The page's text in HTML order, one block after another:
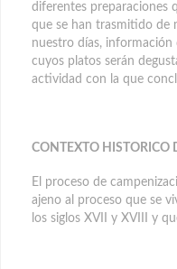
diferentes preparaciones
que se han trasmitido de
nuestro días,
cuyos platos serán
actividad con la que
CONTEXTO HISTORICO
El proceso de
ajeno al proceso que se
los siglos XVII y XVIII y